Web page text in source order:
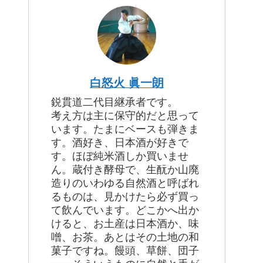
白怒火 眞一朗
鋭貫道二代目継承者です。
考え方は主に保守的だと思って
います。たまにベースも弾きま
す。酒好き、日本酒が好きで
す。ほぼ純米酒しか買いませ
ん。蔵付き酵母で、生酛か山廃
造りのいわゆる自然酒と呼ばれ
るものは、見かけたら必ず買っ
て飲んでいます。どこかへ出か
けると、お土産は日本酒か、味
噌、お茶。あとはその土地の和
菓子ですね。饅頭、草餅、団子